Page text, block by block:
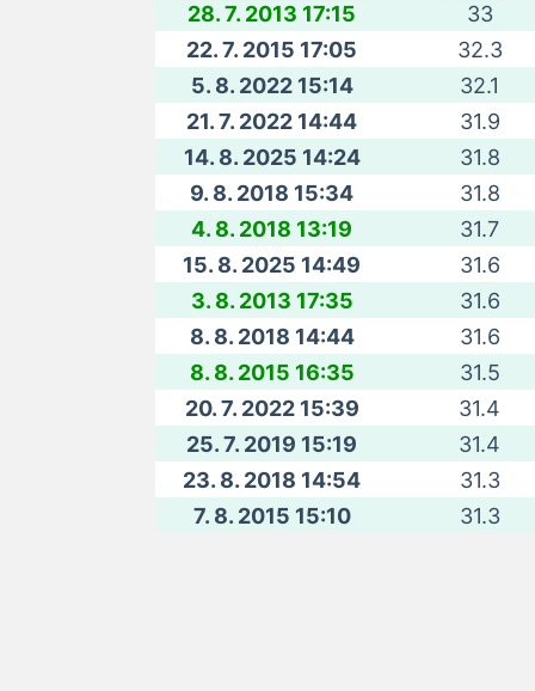
28. 7. 2013 17:15
33
22. 7. 2015 17:05
32.3
5. 8. 2022 15:14
32.1
21. 7. 2022 14:44
31.9
14. 8. 2025 14:24
31.8
9. 8. 2018 15:34
31.8
4. 8. 2018 13:19
31.7
15. 8. 2025 14:49
31.6
3. 8. 2013 17:35
31.6
8. 8. 2018 14:44
31.6
8. 8. 2015 16:35
31.5
20. 7. 2022 15:39
31.4
25. 7. 2019 15:19
31.4
23. 8. 2018 14:54
31.3
7. 8. 2015 15:10
31.3